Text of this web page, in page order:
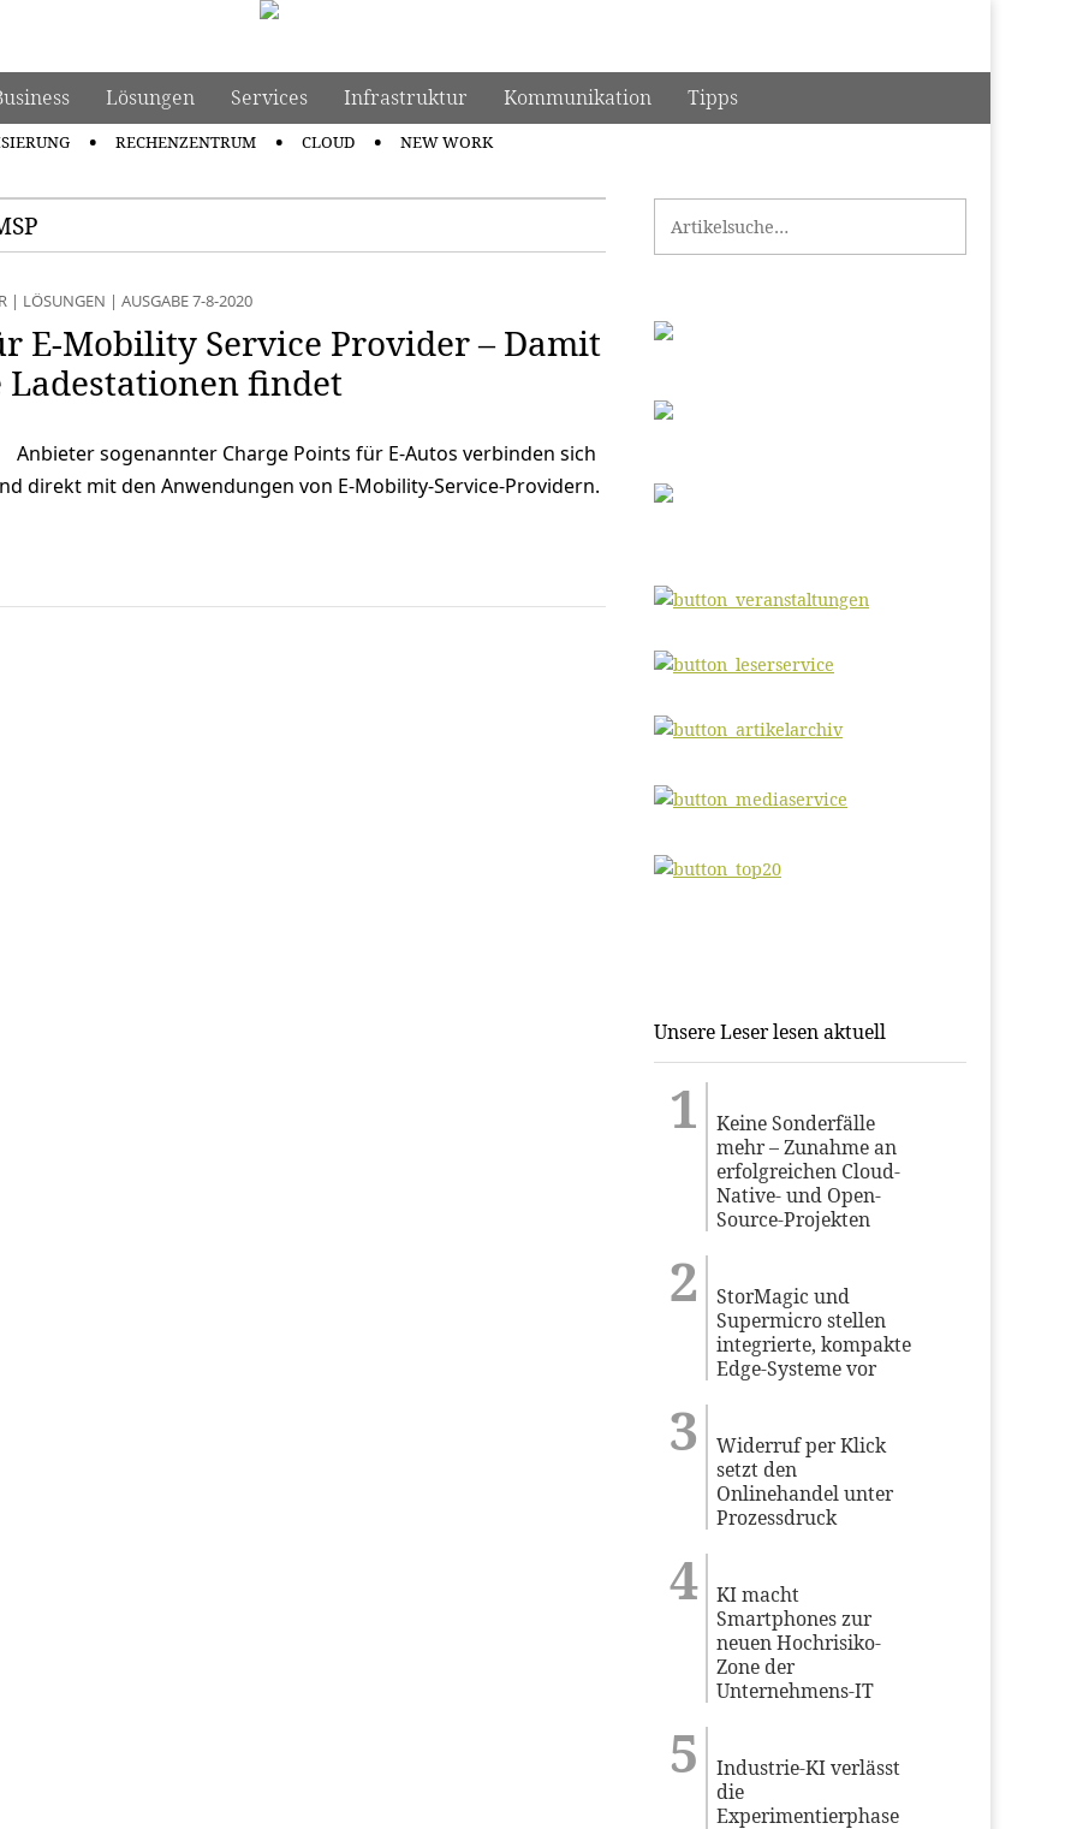
Lösungen Services Infrastruktur Kommunikation Tipps
RECHENZENTRUM CLOUD NEW WORK
| LÖSUNGEN | AUSGABE 7-8-2020
E-Mobility Service Provider – Damit
Ladestationen findet
Anbieter sogenannter Charge Points für E-Autos verbinden sich
direkt mit den Anwendungen von E-Mobility-Service-Providern.
Unsere Leser lesen aktuell
Keine Sonderfälle
mehr – Zunahme an
erfolgreichen Cloud-
Native- und Open-
Source-Projekten
StorMagic und
Supermicro stellen
integrierte, kompakte
Edge-Systeme vor
Widerruf per Klick
setzt den
Onlinehandel unter
Prozessdruck
KI macht
Smartphones zur
neuen Hochrisiko-
Zone der
Unternehmens-IT
Industrie-KI verlässt
die
Experimentierphase